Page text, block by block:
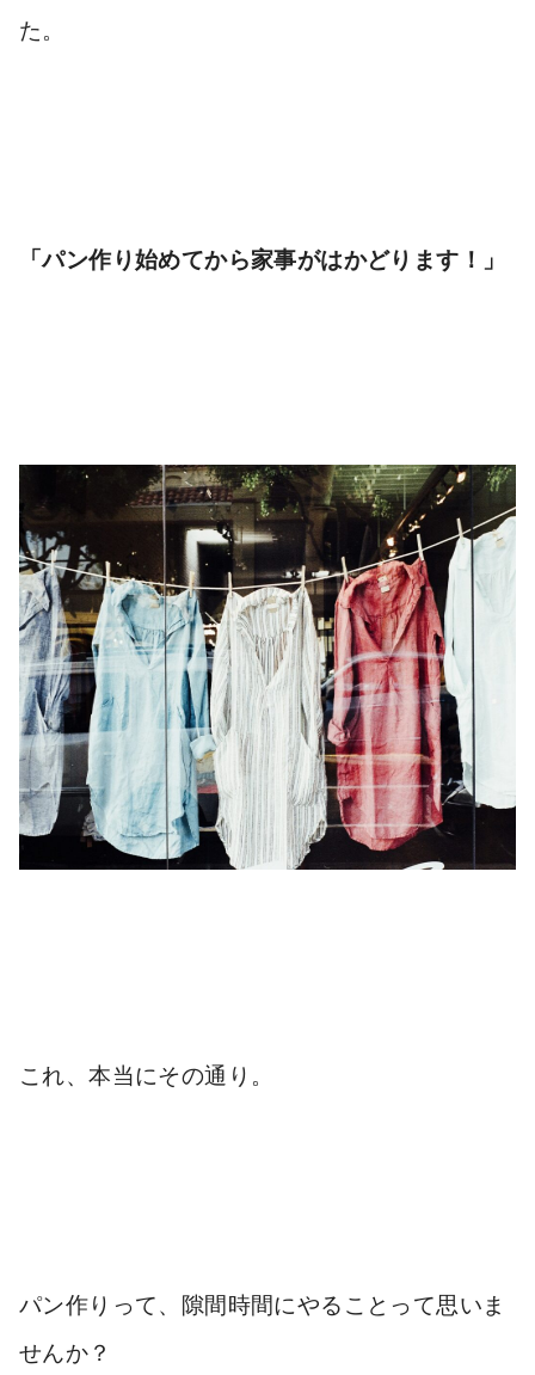
た。
「パン作り始めてから家事がはかどります！」
これ、本当にその通り。
パン作りって、 隙間時間にやること って思いま
せんか？